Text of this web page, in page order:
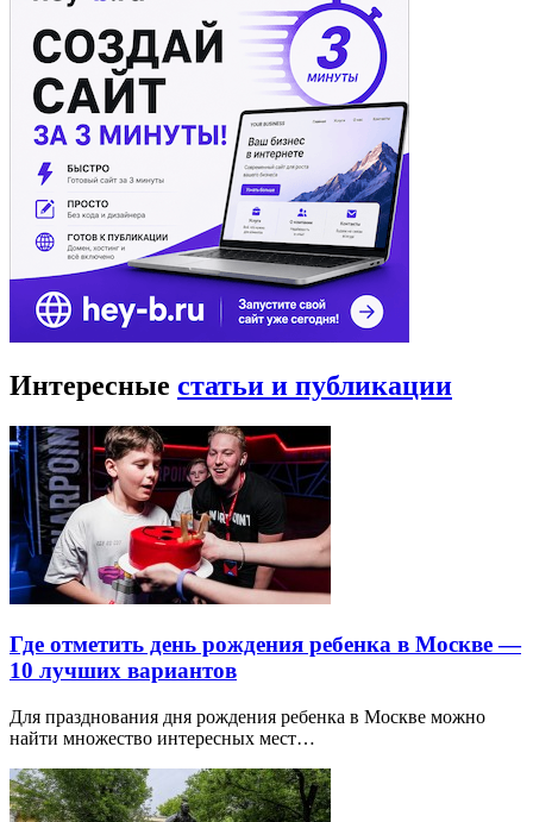
Интересные статьи и публикации
Где отметить день рождения ребенка в Москве —
10 лучших вариантов
Для празднования дня рождения ребенка в Москве можно
найти множество интересных мест…